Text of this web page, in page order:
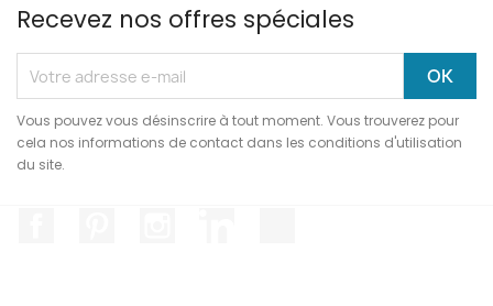
Recevez nos offres spéciales
Vous pouvez vous désinscrire à tout moment. Vous trouverez pour
cela nos informations de contact dans les conditions d'utilisation
du site.